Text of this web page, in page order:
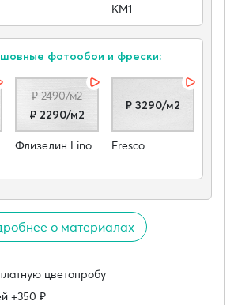
КМ1
фотообои и фрески:
₽ 2490/м2
₽ 2290/м2
Флизелин Lino
₽ 3290/м2
Fresco
о материалах
цветопробу
+350 ₽